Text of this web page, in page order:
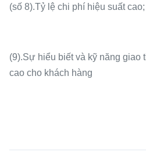
(số 8).Tỷ lệ chi phí hiệu suất cao;
(9).Sự hiểu biết và kỹ năng giao
cao cho khách hàng